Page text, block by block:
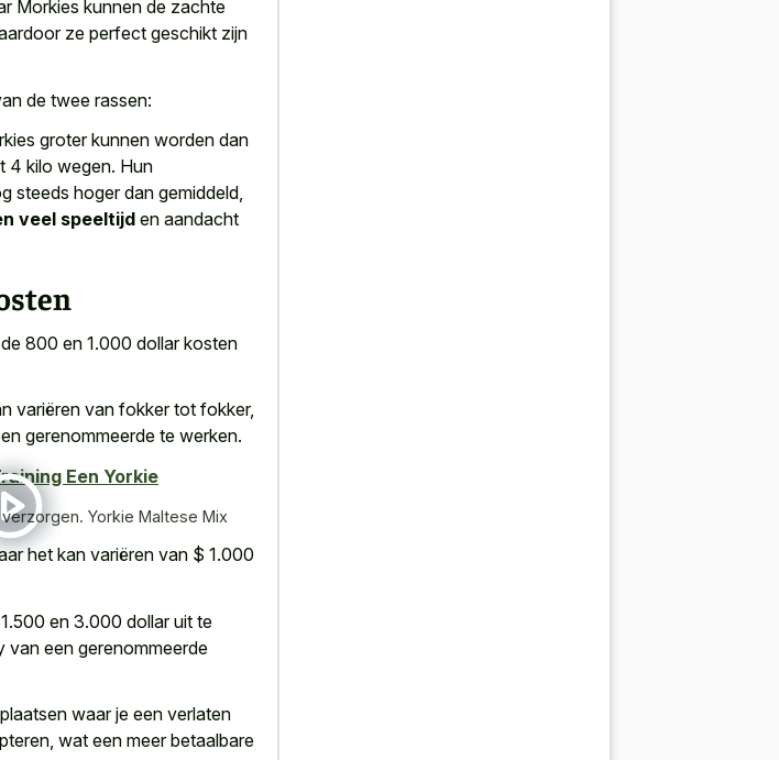
Morkies kunnen de zachte
ze perfect geschikt zijn
de twee rassen:
groter kunnen worden dan
4 kilo wegen. Hun
steeds hoger dan gemiddeld,
veel speeltijd en aandacht
800 en 1.000 dollar kosten
variëren van fokker tot fokker,
gerenommeerde te werken.
Een Yorkie
Yorkie Maltese Mix
het kan variëren van $ 1.000
en 3.000 dollar uit te
een gerenommeerde
waar je een verlaten
wat een meer betaalbare